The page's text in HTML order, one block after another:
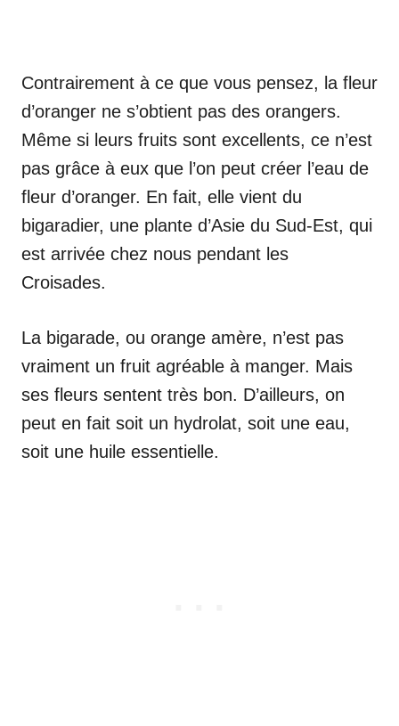
Contrairement à ce que vous pensez, la fleur
d’oranger ne s’obtient pas des orangers.
Même si leurs fruits sont excellents, ce n’est
pas grâce à eux que l’on peut créer l’eau de
fleur d’oranger. En fait, elle vient du
bigaradier, une plante d’Asie du Sud-Est, qui
est arrivée chez nous pendant les
Croisades.
La bigarade, ou orange amère, n’est pas
vraiment un fruit agréable à manger. Mais
ses fleurs sentent très bon. D’ailleurs, on
peut en fait soit un hydrolat, soit une eau,
soit une huile essentielle.